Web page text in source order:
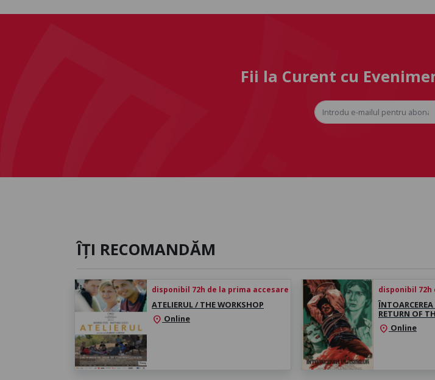
Fii la Curent cu
ÎȚI RECOMANDĂM
disponibil 72h de la prima accesare
ATELIERUL / THE WORKSHOP
location_on Online
disponibil 72h
RETURN OF
location_on Online